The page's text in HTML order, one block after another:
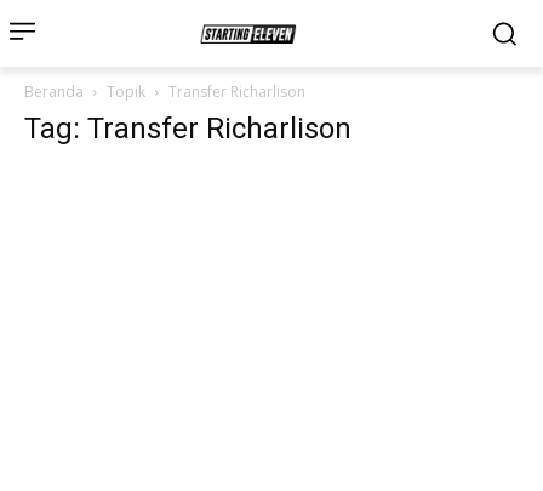
Beranda Topik Transfer Richarlison
Tag: Transfer Richarlison